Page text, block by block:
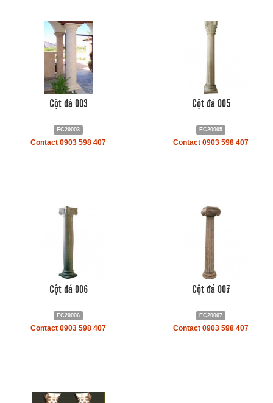
Cột đá 003
EC20003
Contact 0903 598 407
Cột đá 005
EC20005
Contact 0903 598 407
Cột đá 006
EC20006
Contact 0903 598 407
Cột đá 007
EC20007
Contact 0903 598 407